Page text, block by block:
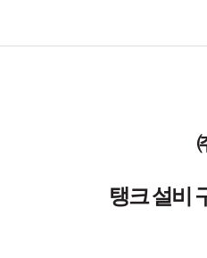
탱크 설비